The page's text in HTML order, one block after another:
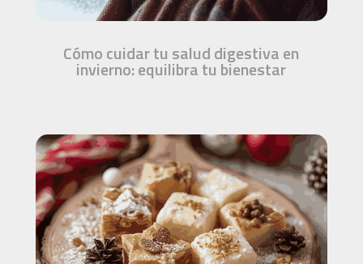
Cómo cuidar tu salud digestiva en
invierno: equilibra tu bienestar